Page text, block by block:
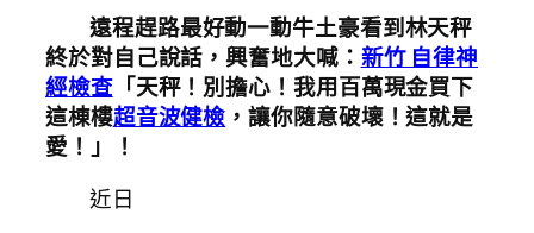
遠程趕路最好動一動牛土豪看到林天秤
終於對自己說話，興奮地大喊： 新竹 自律神
經檢查「天秤！別擔心！我用百萬現金買下
這棟樓超音波健檢 ，讓你隨意破壞！這就是
愛！」！
近日